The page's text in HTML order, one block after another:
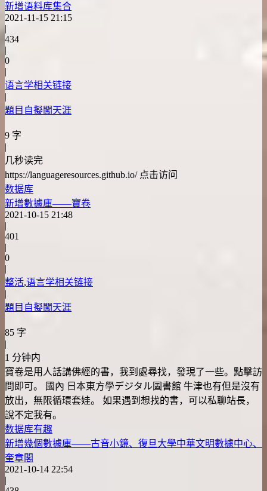
新增语料库集合
2021-11-15 21:15
|
434
|
0
|
语言学相关链接
|
題目自擬闖天涯
9 字
|
几秒读完
https://languageresources.github.io/ 点击访问
数据库
新增數據庫——寶卷
2021-10-15 21:48
|
401
|
0
|
整活,语言学相关链接
|
題目自擬闖天涯
85 字
|
1 分钟内
寶卷是用人話講佛經的書，我到處尋找，發現了一些。點擊訪
問即可。 國內 日本東方學デジタル圖書館 牛津也有但是沒有
放出，無限循環套娃。 如果遇到想找的書，可以私聊站長，
說不定我有。
数据库有趣
新增幾個數據庫——古音小鏡、復旦大學中華文明數據中心、
奎章閣
2021-10-14 22:54
|